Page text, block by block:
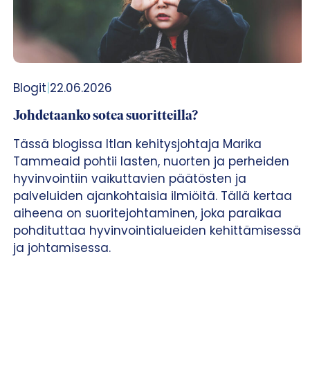
Blogit|22.06.2026
Johdetaanko sotea suoritteilla?
Tässä blogissa Itlan kehitysjohtaja Marika
Tammeaid pohtii lasten, nuorten ja perheiden
hyvinvointiin vaikuttavien päätösten ja
palveluiden ajankohtaisia ilmiöitä. Tällä kertaa
aiheena on suoritejohtaminen, joka paraikaa
pohdituttaa hyvinvointialueiden kehittämisessä
ja johtamisessa.